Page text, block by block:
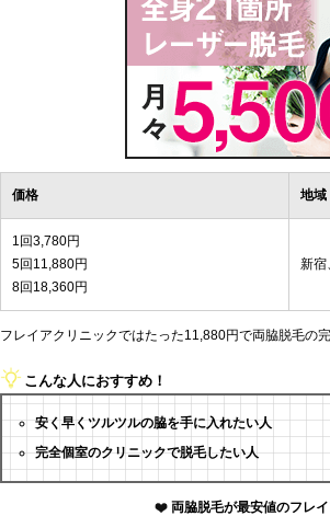
価格 地域
1回3,780円
5回11,880円
8回18,360円
新宿
フレイアクリニックではたった11,880円で両脇脱毛の完
こんな人におすすめ！
安く早くツルツルの脇を手に入れたい人
完全個室のクリニックで脱毛したい人
両脇脱毛が最安値のフレ